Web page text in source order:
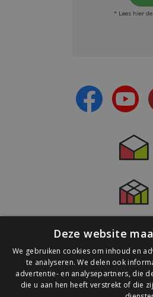
* Lees hier
© 2026
Deze website
We gebruiken cookies om inhoud en
te analyseren. We delen ook
advertentie- en analysepartners, die
die u aan hen heeft verstrekt of die